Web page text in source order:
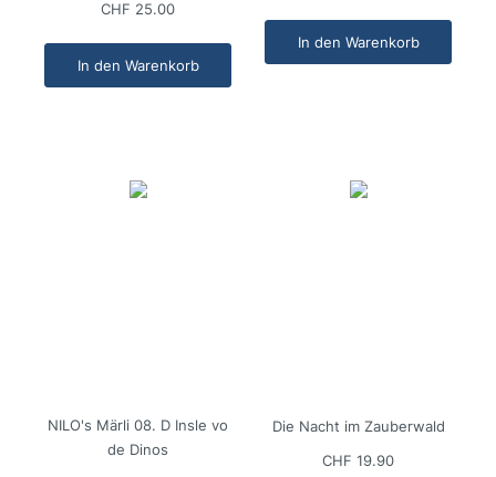
CHF 25.00
In den Warenkorb
In den Warenkorb
NILO's Märli 08. D Insle vo
de Dinos
Die Nacht im Zauberwald
CHF 19.90